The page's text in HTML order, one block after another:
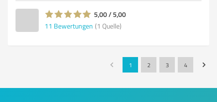
5,00 / 5,00
11 Bewertungen (1 Quelle)
1 2 3 4